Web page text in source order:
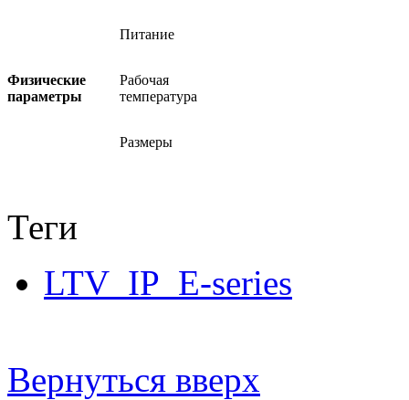
Физические
параметры
Питание
Рабочая
температура
Размеры
Теги
LTV_IP_E-series
Вернуться вверх